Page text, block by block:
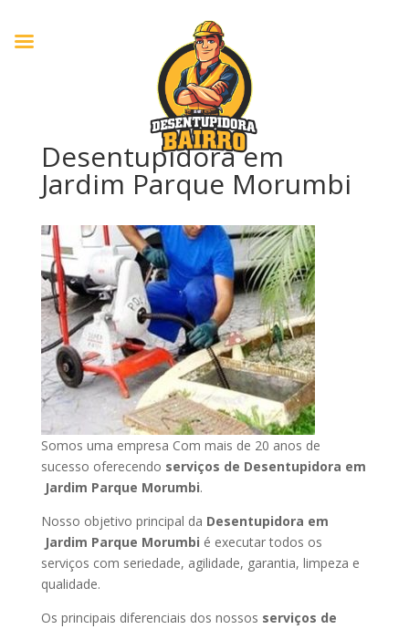
Desentupidora em
Jardim Parque Morumbi
Somos uma empresa Com mais de 20 anos de
sucesso oferecendo serviços de Desentupidora em
Jardim Parque Morumbi.
Nosso objetivo principal da Desentupidora em
Jardim Parque Morumbi é executar todos os
serviços com seriedade, agilidade, garantia, limpeza e
qualidade.
Os principais diferenciais dos nossos serviços de